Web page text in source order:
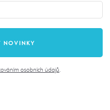
osobních údajů.